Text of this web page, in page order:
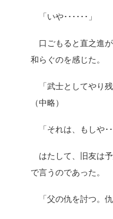
「いや･･････」
口ごもると直之進
和らぐのを感じた。
「武士としてやり
（中略）
「それは、もしや･･
はたして、旧友は
で言うのであった。
「父の仇を討つ。